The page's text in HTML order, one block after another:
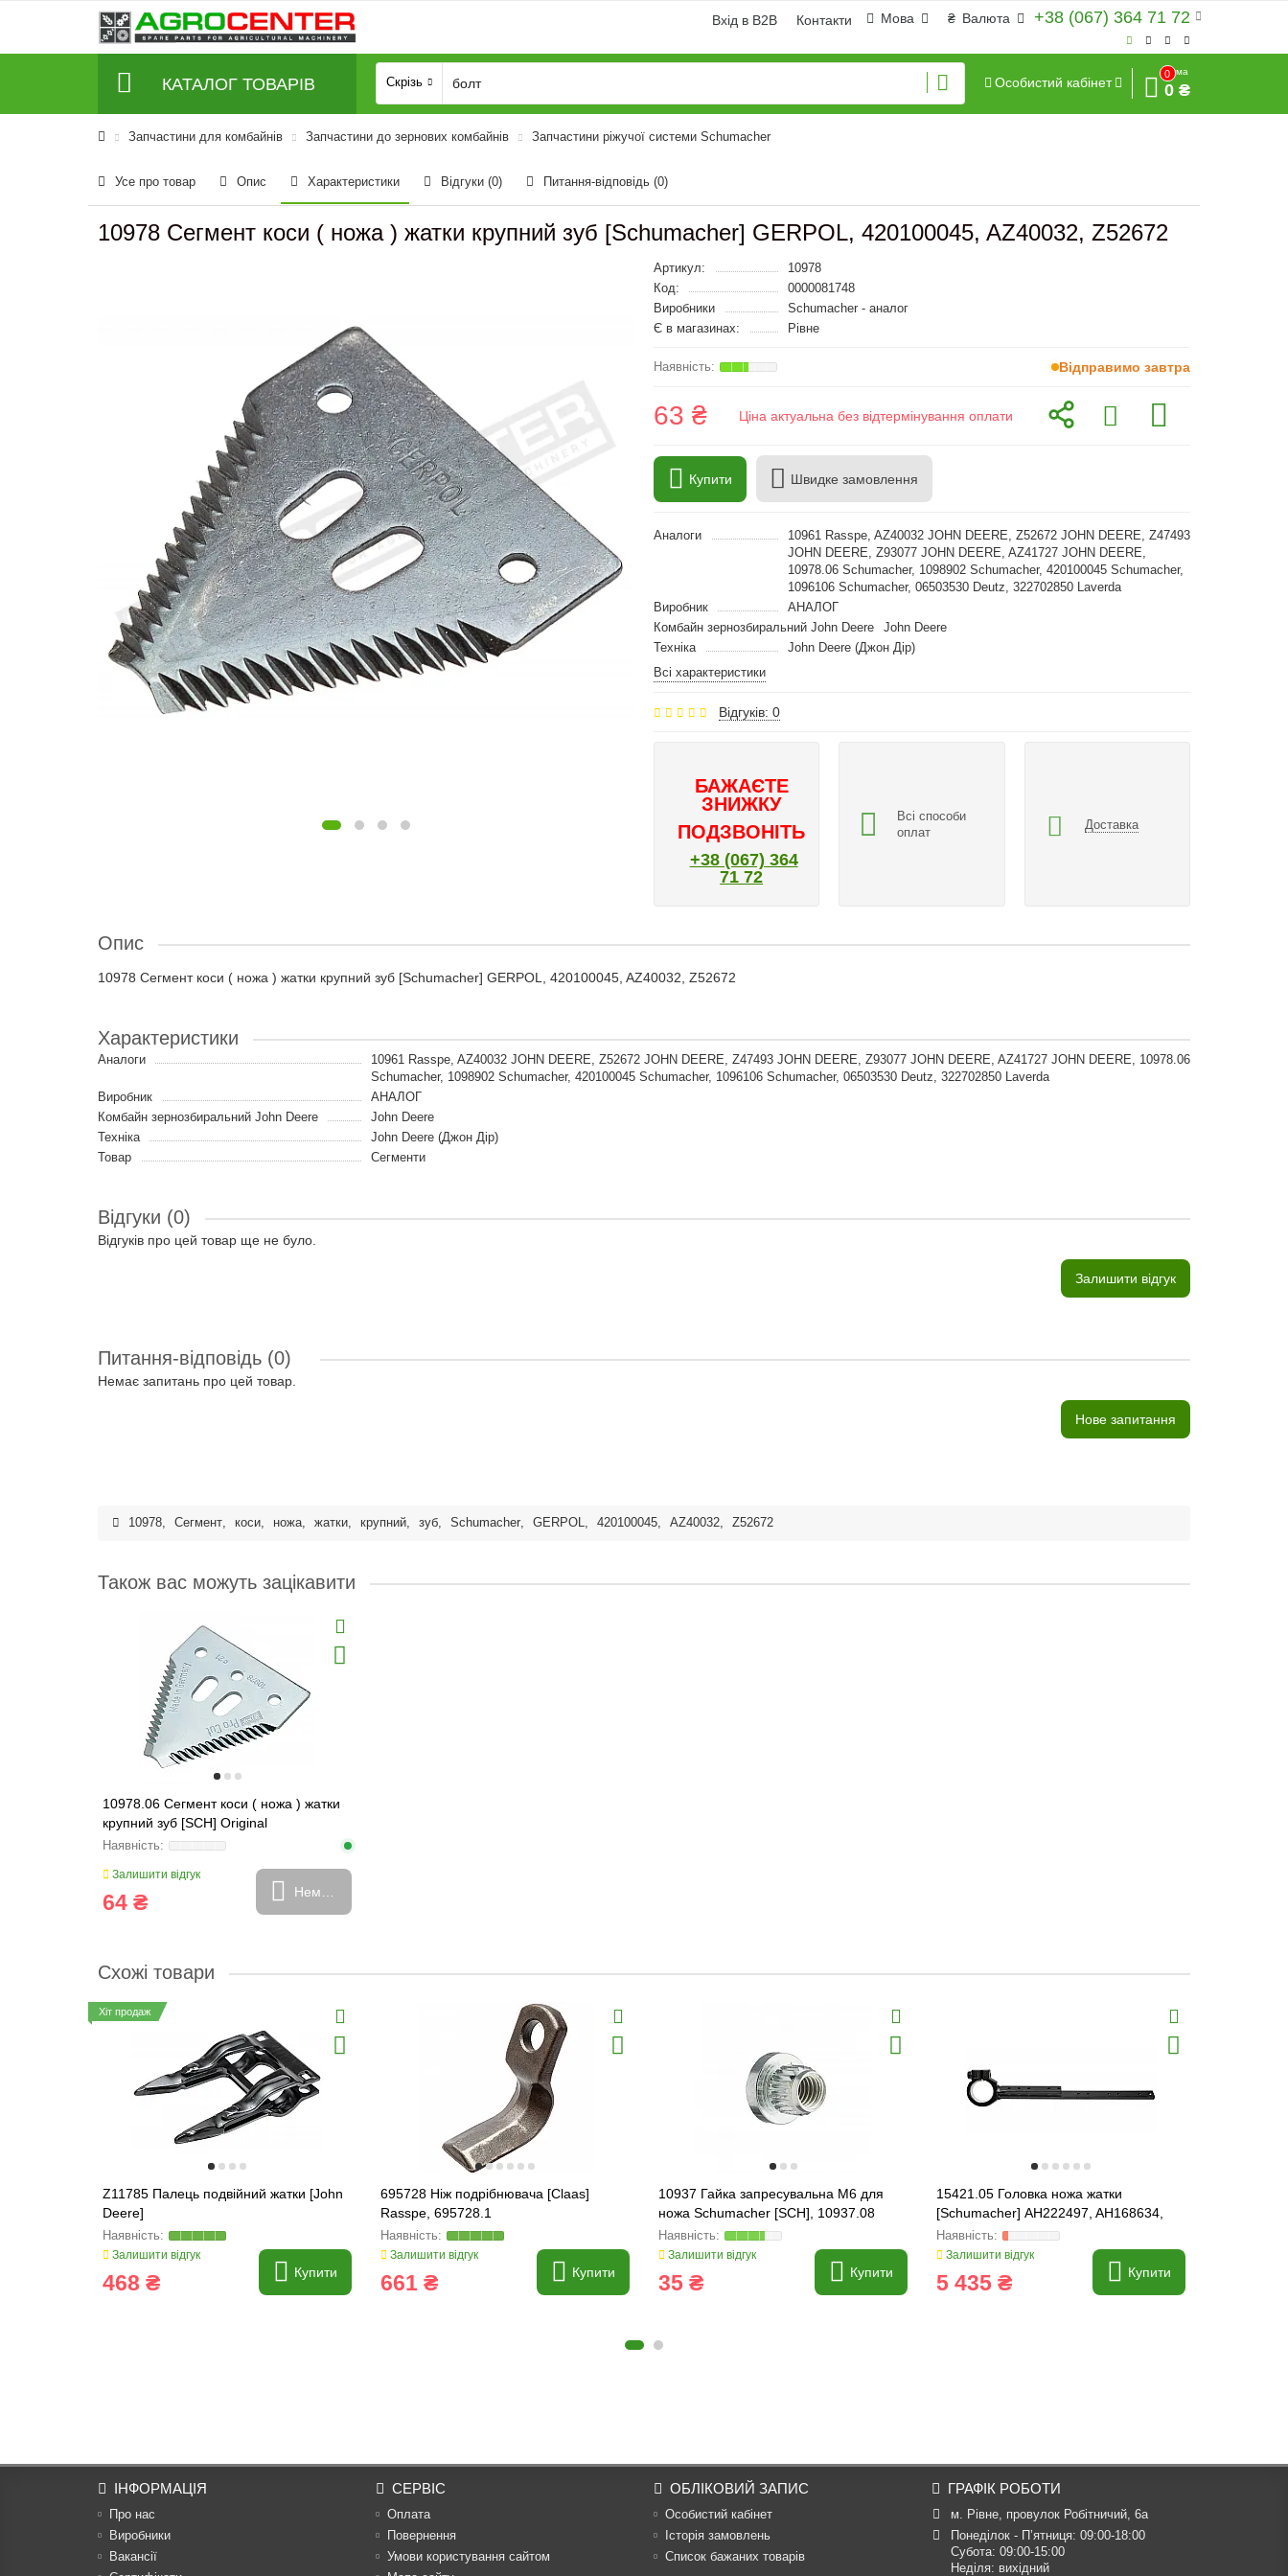
+38 (067) 364 71 72
₴ Валюта
Мова
Вхід в B2B Контакти
КАТАЛОГ ТОВАРІВ Скрізь Особистий кабінет
0
Сума
0 ₴
Запчастини для комбайнів Запчастини до зернових комбайнів Запчастини ріжучої системи Schumacher
Усе про товар Опис Характеристики Відгуки (0) Питання-відповідь (0)
10978 Сегмент коси ( ножа ) жатки крупний зуб [Schumacher] GERPOL, 420100045, AZ40032, Z52672
Артикул:
10978
Код:
0000081748
Виробники
Schumacher - аналог
Є в магазинах:
Рівне
Відправимо завтра
63 ₴ Ціна актуальна без відтермінування оплати
Купити Швидке замовлення
Аналоги
10961 Rasspe, AZ40032 JOHN DEERE, Z52672 JOHN DEERE, Z47493
JOHN DEERE, Z93077 JOHN DEERE, AZ41727 JOHN DEERE,
10978.06 Schumacher, 1098902 Schumacher, 420100045 Schumacher,
1096106 Schumacher, 06503530 Deutz, 322702850 Laverda
Виробник
АНАЛОГ
Комбайн зернозбиральний John Deere
John Deere
Техніка
John Deere (Джон Дір)
Всі характеристики
Відгуків: 0
БАЖАЄТЕ
ЗНИЖКУ
ПОДЗВОНІТЬ
+38 (067) 364
71 72
Всі способи
оплат
Доставка
Опис
10978 Сегмент коси ( ножа ) жатки крупний зуб [Schumacher] GERPOL, 420100045, AZ40032, Z52672
Характеристики
Аналоги
10961 Rasspe, AZ40032 JOHN DEERE, Z52672 JOHN DEERE, Z47493 JOHN DEERE, Z93077 JOHN DEERE, AZ41727 JOHN DEERE, 10978.06
Schumacher, 1098902 Schumacher, 420100045 Schumacher, 1096106 Schumacher, 06503530 Deutz, 322702850 Laverda
Виробник
АНАЛОГ
Комбайн зернозбиральний John Deere
John Deere
Техніка
John Deere (Джон Дір)
Товар
Сегменти
Відгуки (0)
Відгуків про цей товар ще не було.
Залишити відгук
Питання-відповідь (0)
Немає запитань про цей товар.
Нове запитання
10978, Сегмент, коси, ножа, жатки, крупний, зуб, Schumacher, GERPOL, 420100045, AZ40032, Z52672
Також вас можуть зацікавити
10978.06 Сегмент коси ( ножа ) жатки
крупний зуб [SCH] Original
Залишити відгук
64 ₴ Немає в наявності
Схожі товари
Хіт продаж
Z11785 Палець подвійний жатки [John
Deere]
Залишити відгук
468 ₴ Купити
695728 Ніж подрібнювача [Claas]
Rasspe, 695728.1
Залишити відгук
661 ₴ Купити
10937 Гайка запресувальна M6 для
ножа Schumacher [SCH], 10937.08
Залишити відгук
35 ₴ Купити
15421.05 Головка ножа жатки
[Schumacher] AH222497, AH168634,
AH233878
Залишити відгук
5 435 ₴ Купити
ІНФОРМАЦІЯ
Про нас
Виробники
Вакансії
СЕРВІС
Оплата
Повернення
Умови користування сайтом
ОБЛІКОВИЙ ЗАПИС
Особистий кабінет
Історія замовлень
Список бажаних товарів
ГРАФІК РОБОТИ
м. Рівне, провулок Робітничий, 6а
Понеділок - П’ятниця: 09:00-18:00
Субота: 09:00-15:00
Неділя: вихідний